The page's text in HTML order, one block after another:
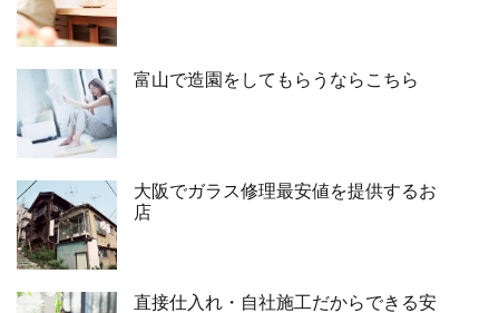
富山で造園をしてもらうならこちら
大阪でガラス修理最安値を提供するお
店
直接仕入れ・自社施工だからできる安